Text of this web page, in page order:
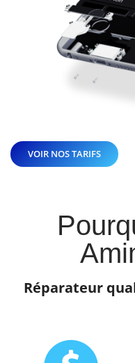
VOIR NOS TARIFS
Réparateur